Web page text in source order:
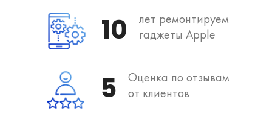
10
лет ремонтируем
гаджеты Apple
5
Оценка по отзывам
от клиентов